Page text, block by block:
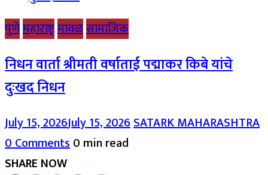
पुणेमहाराष्ट्रमावळसामाजिक
निधन वार्ता श्रीमती वर्षाताई पद्माकर किबे यांचे
दुःखद निधन
July 15, 2026July 15, 2026SATARK MAHARASHTRA
0 Comments0 min read
SHARE NOW